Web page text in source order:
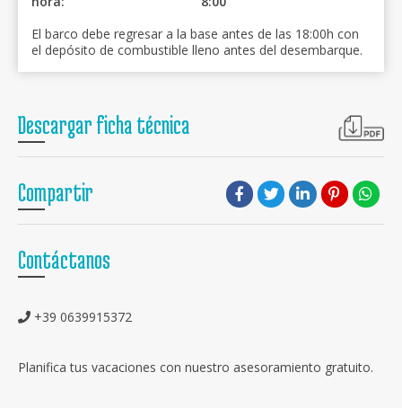
El barco debe regresar a la base antes de las 18:00h con
el depósito de combustible lleno antes del desembarque.
Descargar ficha técnica
Compartir
Contáctanos
+39 0639915372
Planifica tus vacaciones con nuestro asesoramiento gratuito.